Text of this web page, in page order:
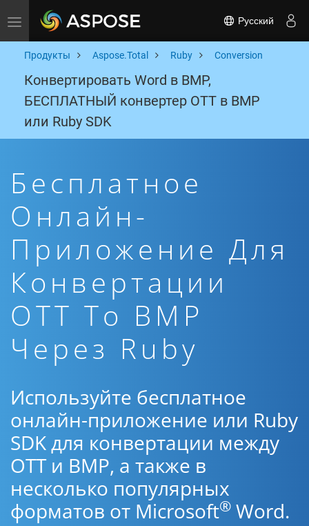
Toggle navigation Русский
Продукты Aspose.Total Ruby Conversion
Конвертировать Word в BMP,
БЕСПЛАТНЫЙ конвертер OTT в BMP
или Ruby SDK
Бесплатное
Онлайн-
Приложение Для
Конвертации
OTT To BMP
Через Ruby
Используйте бесплатное
онлайн-приложение или Ruby
SDK для конвертации между
OTT и BMP, а также в
несколько популярных
форматов от Microsoft® Word.